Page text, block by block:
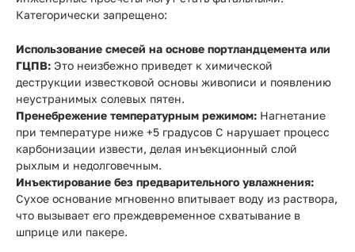
Категорически запрещено:
Использование смесей на основе портландцемента или
ГЦПВ: Это неизбежно приведет к химической
деструкции известковой основы живописи и появлению
неустранимых солевых пятен.
Пренебрежение температурным режимом: Нагнетание
при температуре ниже +5 градусов С нарушает процесс
карбонизации извести, делая инъекционный слой
рыхлым и недолговечным.
Инъектирование без предварительного увлажнения:
Сухое основание мгновенно впитывает воду из раствора,
что вызывает его преждевременное схватывание в
шприце или пакере.